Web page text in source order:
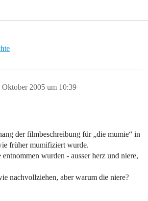
Oktober 2005 um 10:39
der filmbeschreibung für „die mumie“ in
früher mumifiziert wurde.
entnommen wurden - ausser herz und niere,
nachvollziehen, aber warum die niere?